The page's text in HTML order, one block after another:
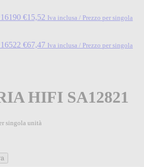
€15,52 Iva inclusa / Prezzo per singola
€67,47 Iva inclusa / Prezzo per singola
HIFI SA12821
singola unità